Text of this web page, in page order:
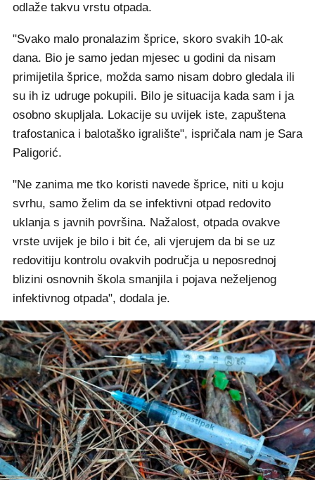
odlaže takvu vrstu otpada.
"Svako malo pronalazim šprice, skoro svakih 10-ak
dana. Bio je samo jedan mjesec u godini da nisam
primijetila šprice, možda samo nisam dobro gledala ili
su ih iz udruge pokupili. Bilo je situacija kada sam i ja
osobno skupljala. Lokacije su uvijek iste, zapuštena
trafostanica i balotaško igralište", ispričala nam je Sara
Paligorić.
"Ne zanima me tko koristi navede šprice, niti u koju
svrhu, samo želim da se infektivni otpad redovito
uklanja s javnih površina. Nažalost, otpada ovakve
vrste uvijek je bilo i bit će, ali vjerujem da bi se uz
redovitiju kontrolu ovakvih područja u neposrednoj
blizini osnovnih škola smanjila i pojava neželjenog
infektivnog otpada", dodala je.